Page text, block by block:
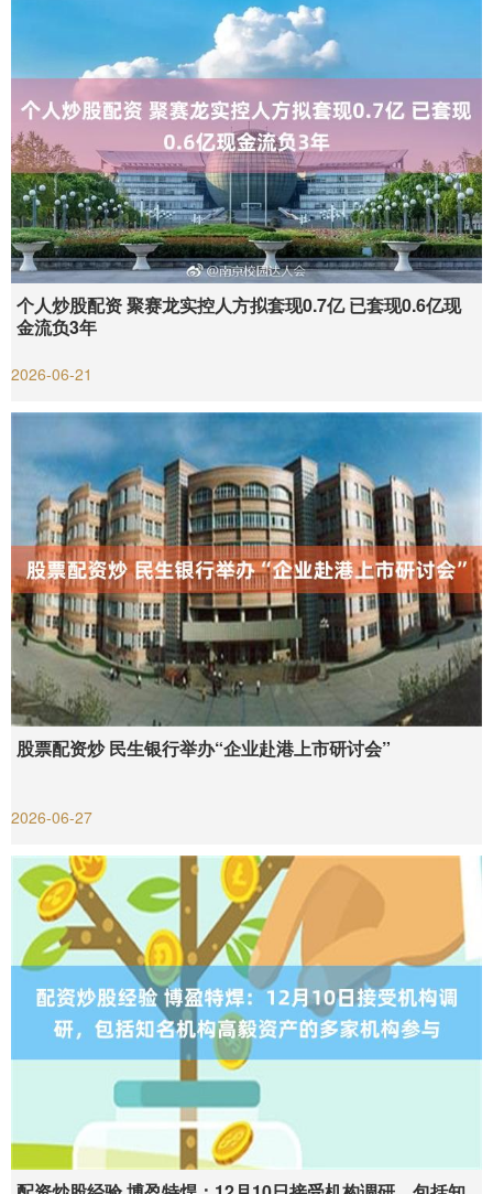
个人炒股配资 聚赛龙实控人方拟套现0.7亿 已套现0.6亿现
金流负3年
2026-06-21
股票配资炒 民生银行举办“企业赴港上市研讨会”
2026-06-27